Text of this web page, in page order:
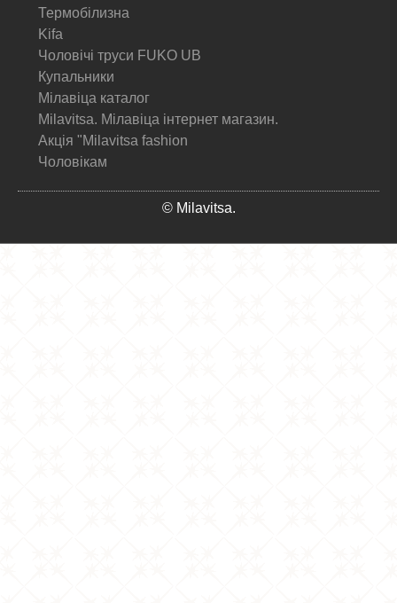
Термобілизна
Kifa
Чоловічі труси FUKO UB
Купальники
Мілавіца каталог
Milavitsa. Мілавіца інтернет магазин.
Акція "Milavitsa fashion
Чоловікам
© Milavitsa.